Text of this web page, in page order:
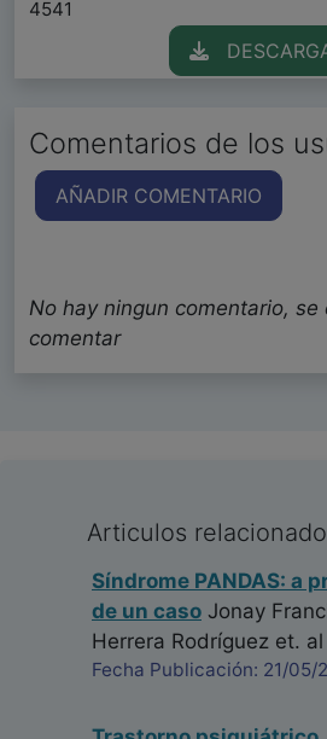
4541
Comentarios de los
AÑADIR COMENTARIO
No hay ningun comentario, se
comentar
Articulos
Síndrome PANDAS: a
de un caso Jonay
Herrera Rodríguez et. al
Fecha Publicación: 21/05/